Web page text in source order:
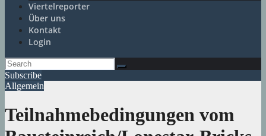
Viertelreporter
Über uns
Kontakt
Login
Subscribe
Allgemein
Teilnahmebedingungen vom